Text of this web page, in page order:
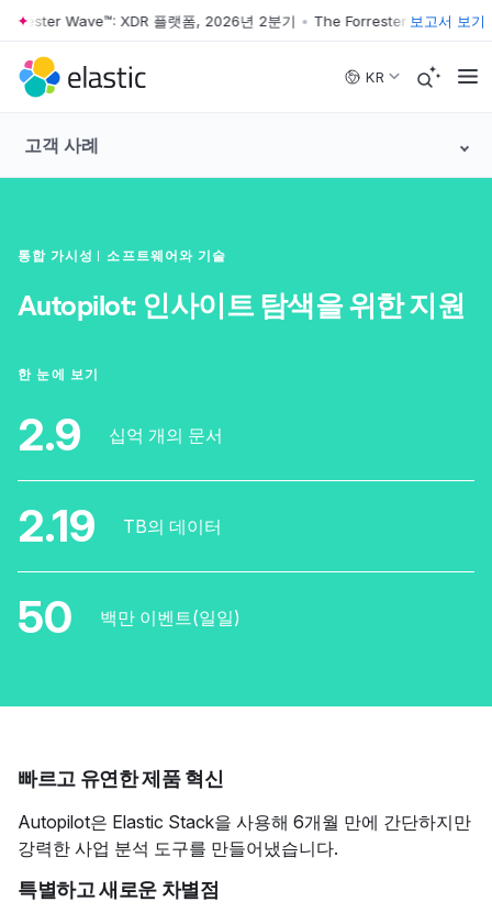
Skip to main content
Wave™: XDR 플랫폼, 2026년 2분기 • The Forrester Wave™: XDR
보고서 보기
KR
고객 사례
통합 가시성 소프트웨어와 기술
Autopilot: 인사이트 탐색을 위한 지원
한 눈에 보기
2.9 십억 개의 문서
2.19 TB의 데이터
50 백만 이벤트(일일)
빠르고 유연한 제품 혁신
Autopilot은 Elastic Stack을 사용해 6개월 만에 간단하지만
강력한 사업 분석 도구를 만들어냈습니다.
특별하고 새로운 차별점